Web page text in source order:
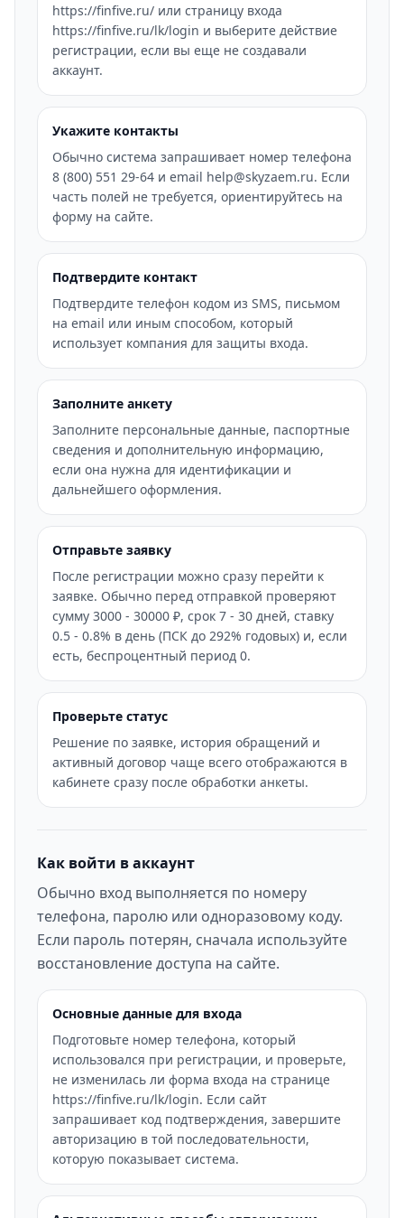
https://finfive.ru/ или страницу входа
https://finfive.ru/lk/login и выберите действие
регистрации, если вы еще не создавали
аккаунт.
Укажите контакты
Обычно система запрашивает номер телефона
8 (800) 551 29-64 и email help@skyzaem.ru. Если
часть полей не требуется, ориентируйтесь на
форму на сайте.
Подтвердите контакт
Подтвердите телефон кодом из SMS, письмом
на email или иным способом, который
использует компания для защиты входа.
Заполните анкету
Заполните персональные данные, паспортные
сведения и дополнительную информацию,
если она нужна для идентификации и
дальнейшего оформления.
Отправьте заявку
После регистрации можно сразу перейти к
заявке. Обычно перед отправкой проверяют
сумму 3000 - 30000 ₽, срок 7 - 30 дней, ставку
0.5 - 0.8% в день (ПСК до 292% годовых) и, если
есть, беспроцентный период 0.
Проверьте статус
Решение по заявке, история обращений и
активный договор чаще всего отображаются в
кабинете сразу после обработки анкеты.
Как войти в аккаунт
Обычно вход выполняется по номеру
телефона, паролю или одноразовому коду.
Если пароль потерян, сначала используйте
восстановление доступа на сайте.
Основные данные для входа
Подготовьте номер телефона, который
использовался при регистрации, и проверьте,
не изменилась ли форма входа на странице
https://finfive.ru/lk/login. Если сайт
запрашивает код подтверждения, завершите
авторизацию в той последовательности,
которую показывает система.